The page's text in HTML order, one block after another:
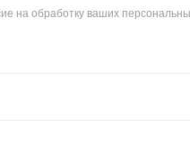
на обработку ваших